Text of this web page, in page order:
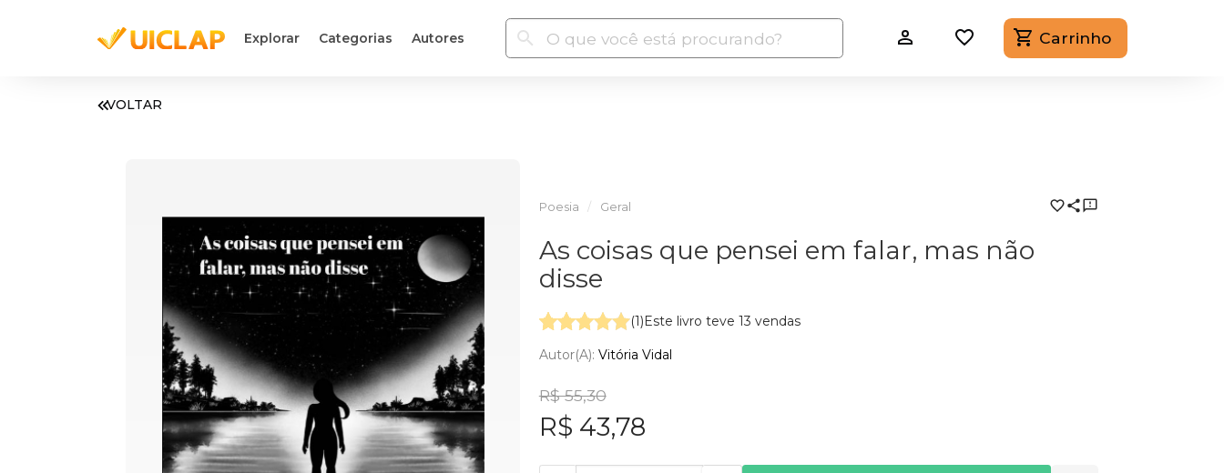
Explorar Categorias Autores Carrinho
VOLTAR
Poesia Geral
As coisas que pensei em falar, mas não
disse
(1)Este livro teve 13 vendas
Autor(a): Vitória Vidal
R$ 55,30
R$ 43,78